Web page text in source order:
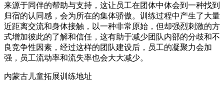
来源于同伴的帮助与支持，这让员工在团体中体会到一种找到
归宿的认同感，会为所在的集体骄傲。训练过程中产生了大量
近距离交流和身体接触，以一种非常原始，但却强烈刺激的方
式增加彼此的了解和信任，这有助于减少团队内部的分歧和不
良竞争性因素，经过这样的团队建设后，员工的凝聚力会加
强，员工流动率和流失率也会大大减少。
内蒙古儿童拓展训练地址